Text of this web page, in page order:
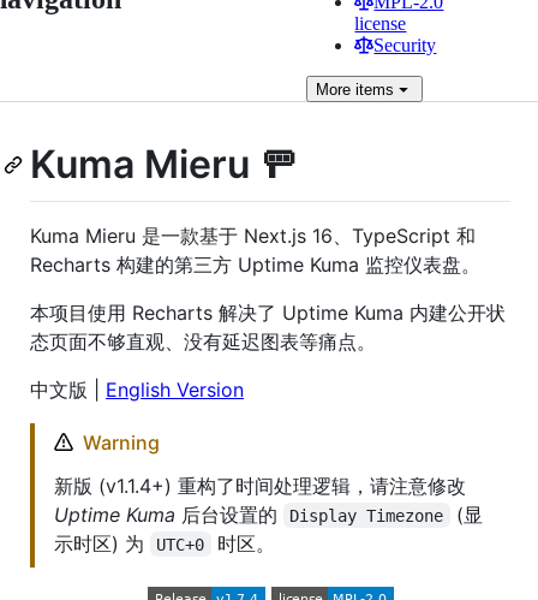
license
Security
More items
Kuma Mieru 🚥
Kuma Mieru 是一款基于 Next.js 16、TypeScript 和
Recharts 构建的第三方 Uptime Kuma 监控仪表盘。
本项目使用 Recharts 解决了 Uptime Kuma 内建公开状
态页面不够直观、没有延迟图表等痛点。
中文版 | English Version
Warning
新版 (v1.1.4+) 重构了时间处理逻辑，请注意修改
Uptime Kuma 后台设置的 Display Timezone
(显
示时区) 为
UTC+0 时区。